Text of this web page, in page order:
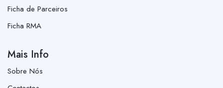
Ficha de Parceiros
Ficha RMA
Mais Info
Sobre Nós